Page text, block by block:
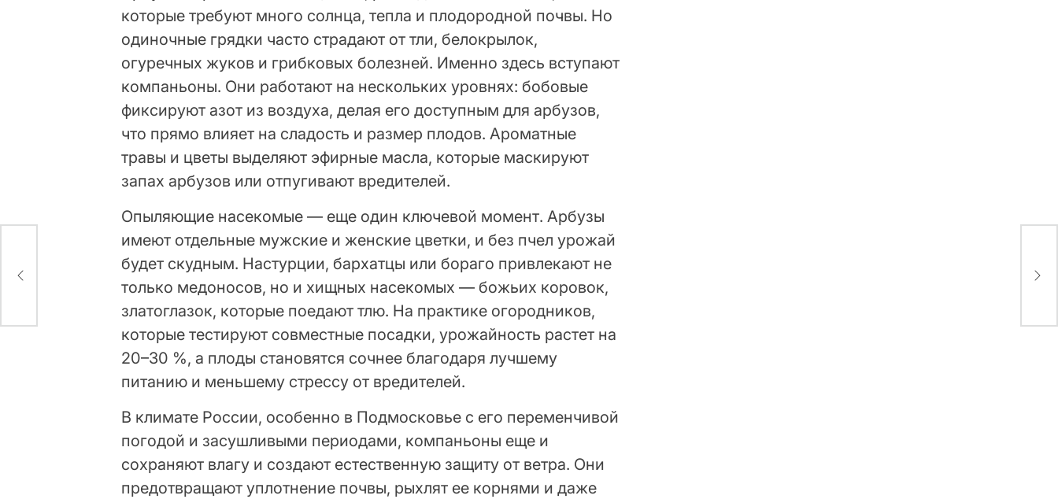
которые требуют много солнца, тепла и плодородной почвы. Но
одиночные грядки часто страдают от тли, белокрылок,
огуречных жуков и грибковых болезней. Именно здесь вступают
компаньоны. Они работают на нескольких уровнях: бобовые
фиксируют азот из воздуха, делая его доступным для арбузов,
что прямо влияет на сладость и размер плодов. Ароматные
травы и цветы выделяют эфирные масла, которые маскируют
запах арбузов или отпугивают вредителей.
Опыляющие насекомые — еще один ключевой момент. Арбузы
имеют отдельные мужские и женские цветки, и без пчел урожай
будет скудным. Настурции, бархатцы или бораго привлекают не
только медоносов, но и хищных насекомых — божьих коровок,
златоглазок, которые поедают тлю. На практике огородников,
которые тестируют совместные посадки, урожайность растет на
20–30 %, а плоды становятся сочнее благодаря лучшему
питанию и меньшему стрессу от вредителей.
В климате России, особенно в Подмосковье с его переменчивой
погодой и засушливыми периодами, компаньоны еще и
сохраняют влагу и создают естественную защиту от ветра. Они
предотвращают уплотнение почвы, рыхлят ее корнями и даже